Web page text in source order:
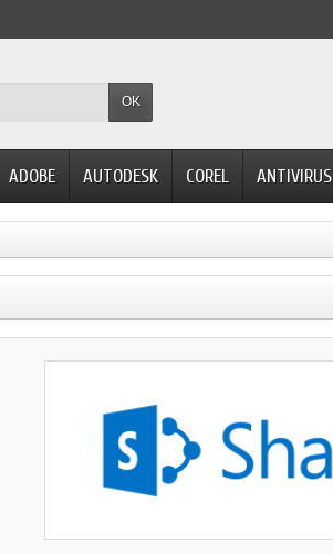
OK
ADOBE AUTODESK COREL ANTIVIRUS